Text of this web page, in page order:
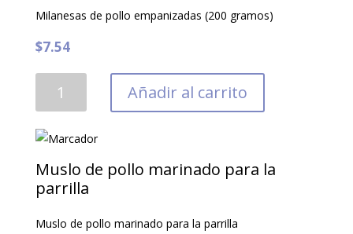
Milanesas de pollo empanizadas (200 gramos)
$7.54
empanizadas
(200
gramos)
Añadir al carrito
Muslo de pollo marinado para la
parrilla
Muslo de pollo marinado para la parrilla